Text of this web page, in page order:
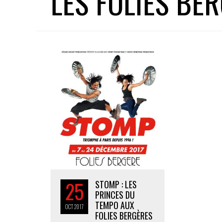
25
OCT2017
STOMP : LES
PRINCES DU
TEMPO AUX
FOLIES BERGÈRES